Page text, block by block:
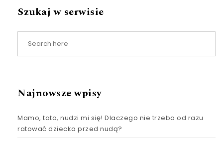
Szukaj w serwisie
Najnowsze wpisy
Mamo, tato, nudzi mi się! Dlaczego nie trzeba od razu
ratować dziecka przed nudą?